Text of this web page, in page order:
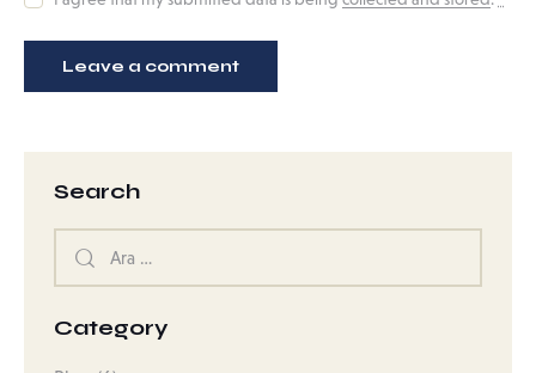
Search
Category